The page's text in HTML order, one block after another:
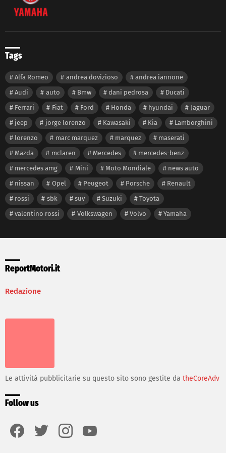
Tags
Alfa Romeo andrea dovizioso
andrea iannone
Audi
auto Bmw dani pedrosa
Ducati
Ferrari
Fiat Ford Honda hyundai
Jaguar
jeep
jorge lorenzo Kawasaki Kia
Lamborghini
lorenzo
marc marquez marquez
maserati
Mazda
mclaren Mercedes
mercedes-benz
mercedes amg
Mini Moto Mondiale
news auto
nissan
Opel Peugeot Porsche
Renault
rossi
sbk suv Suzuki
Toyota
valentino rossi
Volkswagen Volvo Yamaha
ReportMotori.it
Redazione
Le attività pubblicitarie su questo sito sono gestite da theCoreAdv
Follow us